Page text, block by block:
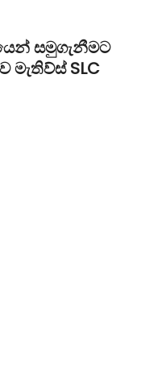
සමුගැනීමට
SLC